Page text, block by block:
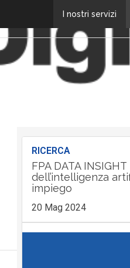
I nostri servizi
RICERCA
FPA DATA INSIGHT
dell’intelligenza
impiego
20 Mag 2024